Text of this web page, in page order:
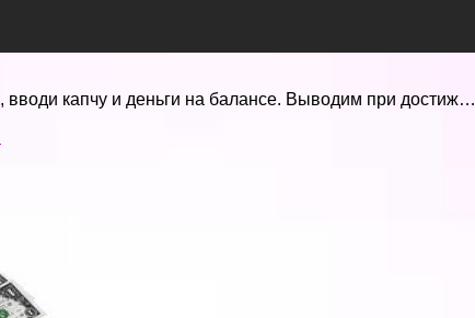
вводи капчу и деньги на балансе. Выводим при достиж…